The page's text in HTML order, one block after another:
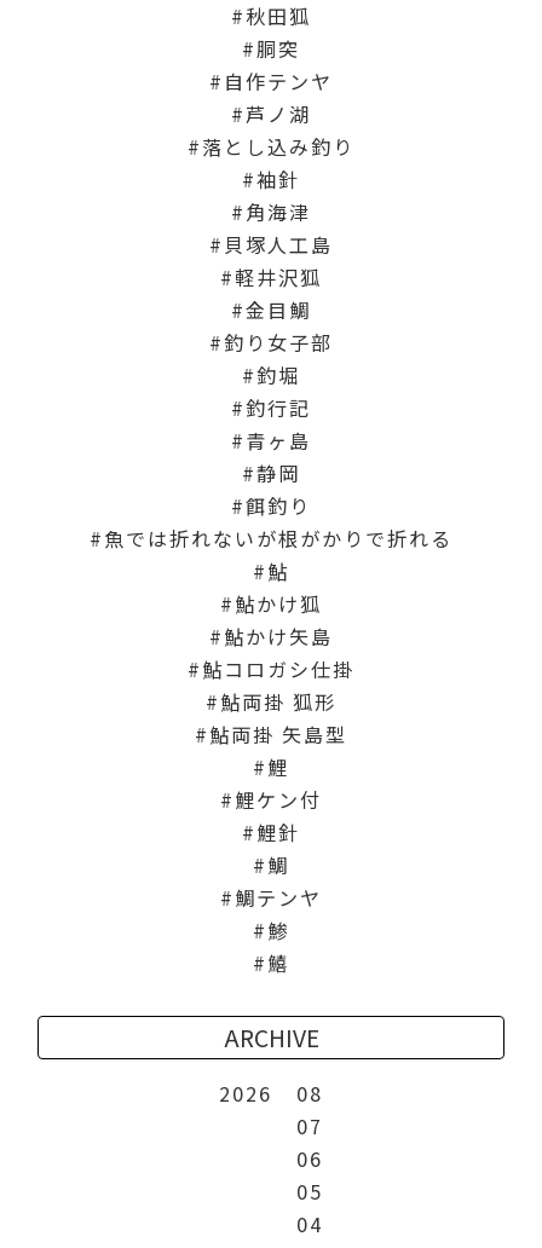
秋田狐
胴突
自作テンヤ
芦ノ湖
落とし込み釣り
袖針
角海津
貝塚人工島
軽井沢狐
金目鯛
釣り女子部
釣堀
釣行記
青ヶ島
静岡
餌釣り
魚では折れないが根がかりで折れる
鮎
鮎かけ狐
鮎かけ矢島
鮎コロガシ仕掛
鮎両掛 狐形
鮎両掛 矢島型
鯉
鯉ケン付
鯉針
鯛
鯛テンヤ
鯵
鱚
ARCHIVE
2026
08
07
06
05
04